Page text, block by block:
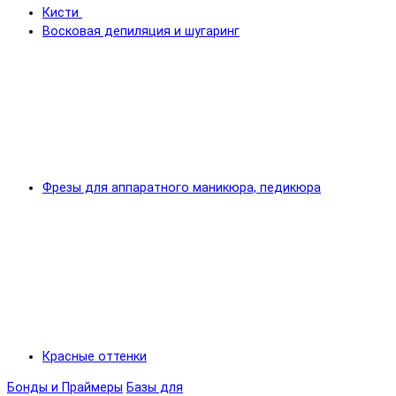
Кисти
Восковая депиляция и шугаринг
Фрезы для аппаратного маникюра, педикюра
Красные оттенки
Бонды и Праймеры Базы для